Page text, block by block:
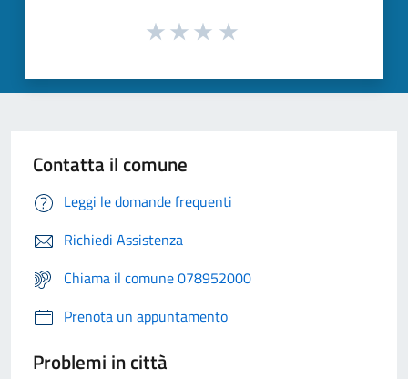
Contatta il comune
Leggi le domande frequenti
Richiedi Assistenza
Chiama il comune 078952000
Prenota un appuntamento
Problemi in città